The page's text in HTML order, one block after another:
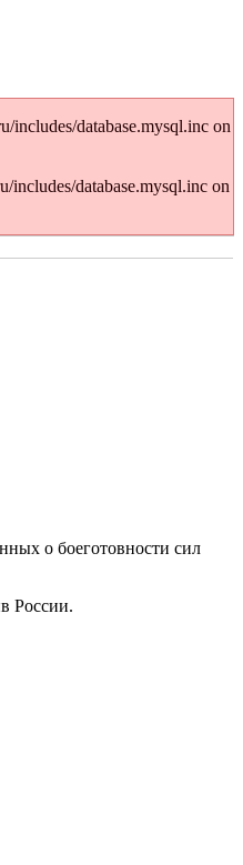
database.mysql.inc on
database.mysql.inc on
о боеготовности сил
России.